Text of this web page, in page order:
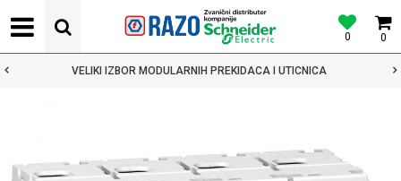
0
0
VELIKI IZBOR MODULARNIH PREKIDACA I UTICNICA